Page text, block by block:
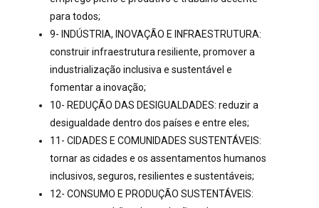
para todos;
9- INDÚSTRIA, INOVAÇÃO E INFRAESTRUTURA:
construir infraestrutura resiliente, promover a
industrialização inclusiva e sustentável e
fomentar a inovação;
10- REDUÇÃO DAS DESIGUALDADES: reduzir a
desigualdade dentro dos países e entre eles;
11- CIDADES E COMUNIDADES SUSTENTÁVEIS:
tornar as cidades e os assentamentos humanos
inclusivos, seguros, resilientes e sustentáveis;
12- CONSUMO E PRODUÇÃO SUSTENTÁVEIS: